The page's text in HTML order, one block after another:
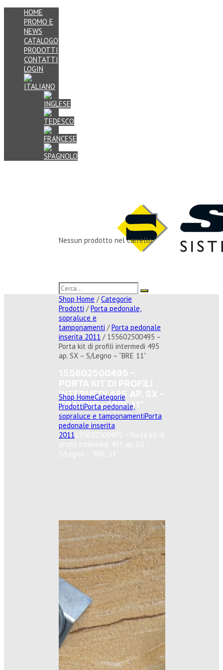
HOME
PROMO E
NEWS
CATALOGO
PRODOTTI
CONTATTI
LOGIN
Nessun prodotto nel carrello.
Shop Home /Categorie
Prodotti /Porta pedonale,
sopraluce e
tamponamenti /Porta pedonale
inserita 2011 / 155602500495 –
Porta kit di profili intermedi 495
ap. SX – S/Legno – “BRE 11”
INTERMEDI 495 AP. SX –
S/LEGNO – “BRE 11”
Shop HomeCategorie
ProdottiPorta pedonale,
sopraluce e tamponamentiPorta
pedonale inserita
2011